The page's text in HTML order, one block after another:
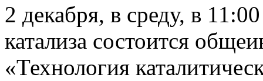
2 декабря, в среду, в
катализа состоится
«Технология